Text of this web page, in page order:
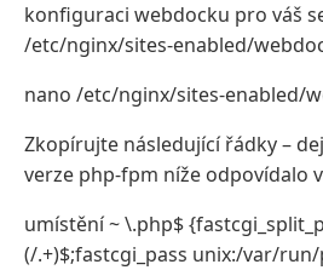
konfiguraci webdocku pro váš
/etc/nginx/sites-enabled/
nano /etc/nginx/sites-enabled/
Zkopírujte následující řádky –
verze php-fpm níže odpovídalo
umístění ~ \.php$
(/.+)$;fastcgi_pass unix:/var/